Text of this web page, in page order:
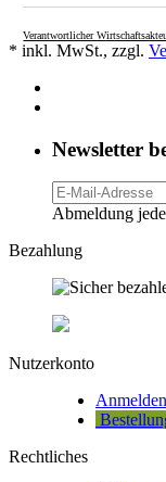
Verantwortlicher
* inkl. MwSt., zzgl.
Newsletter
Abmeldung
Bezahlung
Nutzerkonto
Anmelden
Rechtliches